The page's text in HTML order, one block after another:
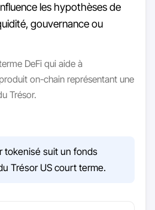
les hypothèses de
gouvernance ou
DeFi qui aide à
on-chain représentant une
Trésor.
tokenisé suit un fonds
Trésor US court terme.